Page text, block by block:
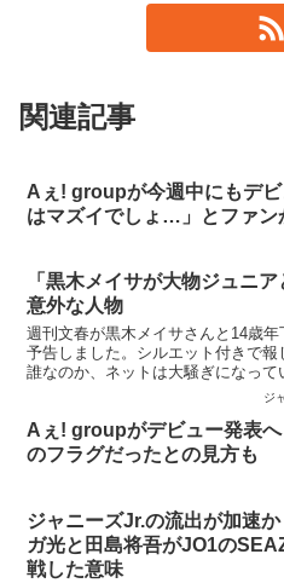
関連記事
Aぇ! groupが今週中にもデ
はマズイでしょ…」とファン
「黒木メイサが大物ジュニ
意外な人物
週刊文春が黒木メイサさんと14歳
予告しました。シルエット付きで
誰なのか、ネットは大騒ぎになって
ジ
Aぇ! groupがデビュー発表
のフラグだったとの見方も
ジャニーズJr.の流出が加速
ガ光と田島将吾がJO1の
戦した意味